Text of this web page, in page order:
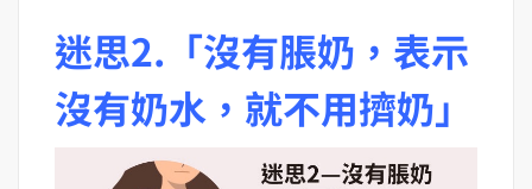
迷思2.「沒有脹奶，表示
沒有奶水，就不用擠奶」